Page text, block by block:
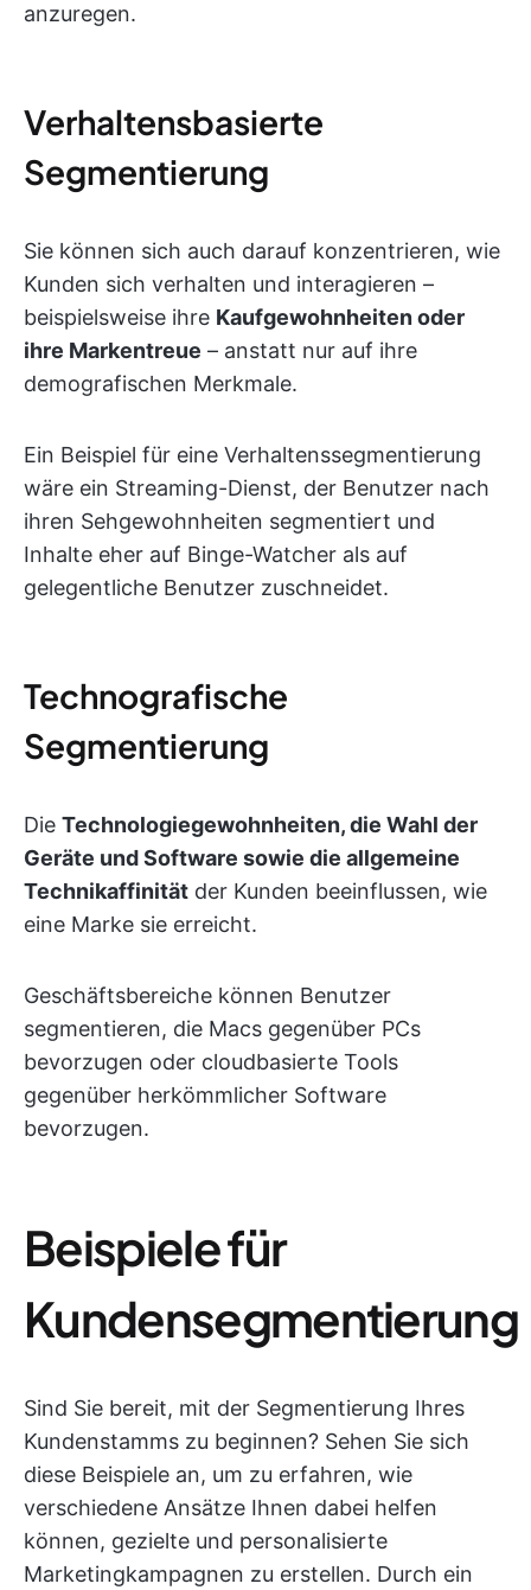
anzuregen.
Verhaltensbasierte
Segmentierung
Sie können sich auch darauf konzentrieren, wie
Kunden sich verhalten und interagieren –
beispielsweise ihre Kaufgewohnheiten oder
ihre Markentreue – anstatt nur auf ihre
demografischen Merkmale.
Ein Beispiel für eine Verhaltenssegmentierung
wäre ein Streaming-Dienst, der Benutzer nach
ihren Sehgewohnheiten segmentiert und
Inhalte eher auf Binge-Watcher als auf
gelegentliche Benutzer zuschneidet.
Technografische
Segmentierung
Die Technologiegewohnheiten, die Wahl der
Geräte und Software sowie die allgemeine
Technikaffinität der Kunden beeinflussen, wie
eine Marke sie erreicht.
Geschäftsbereiche können Benutzer
segmentieren, die Macs gegenüber PCs
bevorzugen oder cloudbasierte Tools
gegenüber herkömmlicher Software
bevorzugen.
Beispiele für
Kundensegmentierung
Sind Sie bereit, mit der Segmentierung Ihres
Kundenstamms zu beginnen? Sehen Sie sich
diese Beispiele an, um zu erfahren, wie
verschiedene Ansätze Ihnen dabei helfen
können, gezielte und personalisierte
Marketingkampagnen zu erstellen. Durch ein